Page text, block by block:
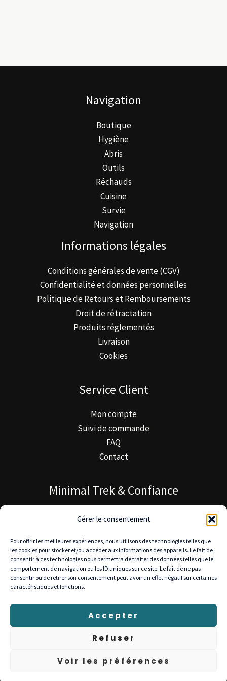
Gérer le consentement
Pour offrir les meilleures expériences, nous utilisons des technologies telles que
les cookies pour stocker et/ou accéder aux informations des appareils. Le fait de
consentir à ces technologies nous permettra de traiter des données telles que le
comportement de navigation ou les ID uniques sur ce site. Le fait de ne pas
consentir ou de retirer son consentement peut avoir un effet négatif sur certaines
caractéristiques et fonctions.
Accepter
Refuser
Voir les préférences
Navigation
Boutique
Hygiène
Abris
Outils
Réchauds
Cuisine
Survie
Navigation
Informations légales
Conditions générales de vente (CGV)
Confidentialité et données personnelles
Politique de Retours et Remboursements
Droit de rétractation
Produits réglementés
Livraison
Cookies
Service Client
Mon compte
Suivi de commande
FAQ
Contact
Minimal Trek & Confiance
À propos de Minimal Trek
Notre mission
Livraison gratuite en Europe • Retours 30 jours •
Paiement sécurisé : Stripe, PayPal, Visa, Mastercard